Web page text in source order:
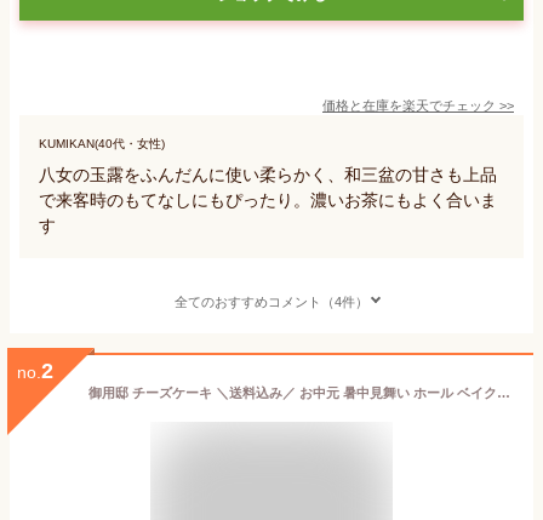
価格と在庫を楽天でチェック >>
KUMIKAN(40代・女性)
八女の玉露をふんだんに使い柔らかく、和三盆の甘さも上品
で来客時のもてなしにもぴったり。濃いお茶にもよく合いま
す
全てのおすすめコメント（4件）
no. 2
御用邸 チーズケーキ ＼送料込み／ お中元 暑中見舞い ホール ベイクド ケーキ 焼き菓子 濃厚 クリームチーズ 米粉 スイーツ お取り寄せ 贈答 ギフト 洋菓子 那須 内祝 誕生日 お礼 【 チーズガーデン 】